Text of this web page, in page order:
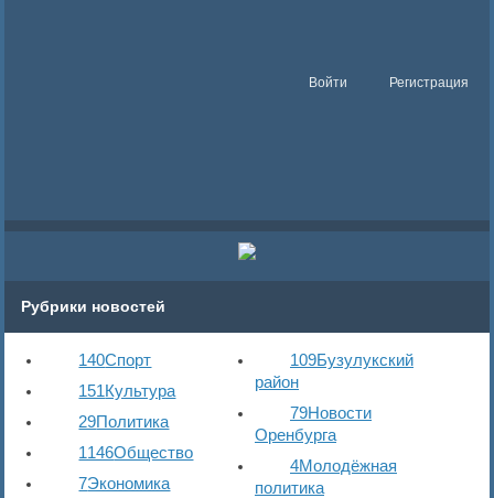
Войти Регистрация
Рубрики новостей
140Спорт
151Культура
29Политика
1146Общество
7Экономика
109Бузулукский
район
79Новости
Оренбурга
4Молодёжная
политика